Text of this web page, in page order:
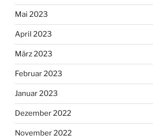
Mai 2023
April 2023
März 2023
Februar 2023
Januar 2023
Dezember 2022
November 2022